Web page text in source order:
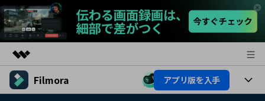
製品 Filmora アプリ版を入手